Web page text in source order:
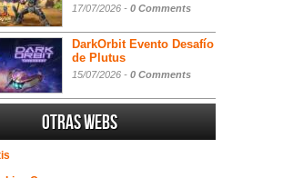
17/07/2026 - 0 Comments
DarkOrbit Evento Desafío
de Plutus
15/07/2026 - 0 Comments
Otras webs